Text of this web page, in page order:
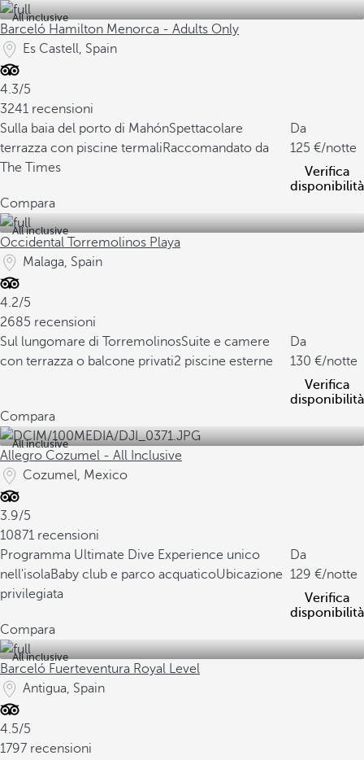
All inclusive
Barceló Hamilton Menorca - Adults Only
Es Castell, Spain
4.3/5
3241 recensioni
Sulla baia del porto di MahónSpettacolare
terrazza con piscine termaliRaccomandato da
The Times
Da
125
/notte
Verifica
disponibilità
Compara
All inclusive
Occidental Torremolinos Playa
Malaga, Spain
4.2/5
2685 recensioni
Sul lungomare di TorremolinosSuite e camere
con terrazza o balcone privati2 piscine esterne
Da
130
/notte
Verifica
disponibilità
Compara
All inclusive
Allegro Cozumel - All Inclusive
Cozumel, Mexico
3.9/5
10871 recensioni
Programma Ultimate Dive Experience unico
nell'isolaBaby club e parco acquaticoUbicazione
privilegiata
Da
129
/notte
Verifica
disponibilità
Compara
All inclusive
Barceló Fuerteventura Royal Level
Antigua, Spain
4.5/5
1797 recensioni